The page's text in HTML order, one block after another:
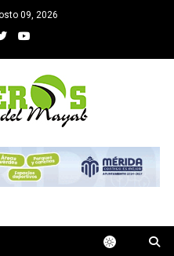
09, 2026
MAYAB